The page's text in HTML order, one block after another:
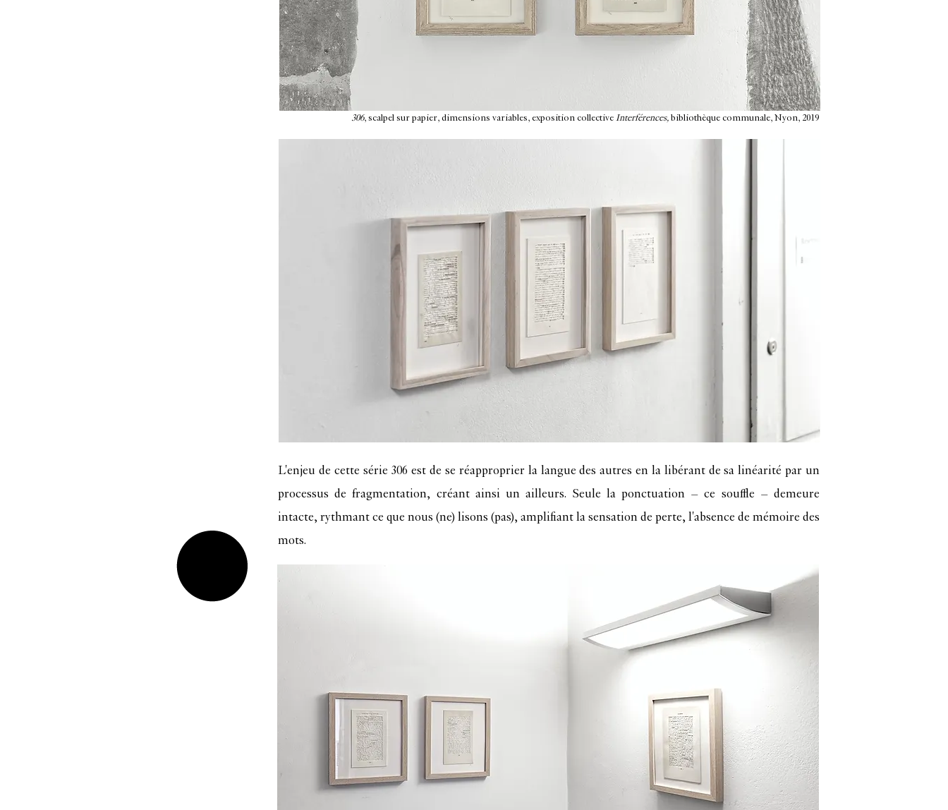
306, scalpel sur papier, dimensions variables, exposition collective Interférences, bibliothèque communale, Nyon, 2019
L'enjeu de cette série 306 est de se réapproprier la langue des autres en la libérant de sa linéarité par un
processus de fragmentation, créant ainsi un ailleurs. Seule la ponctuation – ce souffle – demeure
intacte, rythmant ce que nous (ne) lisons (pas), amplifiant la sensation de perte, l'absence de mémoire des
mots.